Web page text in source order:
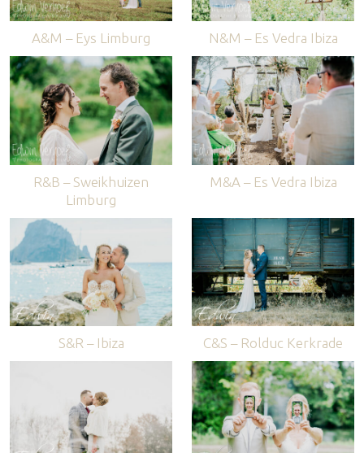
A&M – Eys Limburg N&M – Es Vedra Ibiza
R&B – Sweikhuizen
Limburg
M&A – Es Vedra Ibiza
S&R – Ibiza C&S – Rolduc Kerkrade